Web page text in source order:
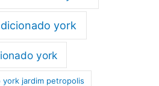
york
york
york jardim petropolis